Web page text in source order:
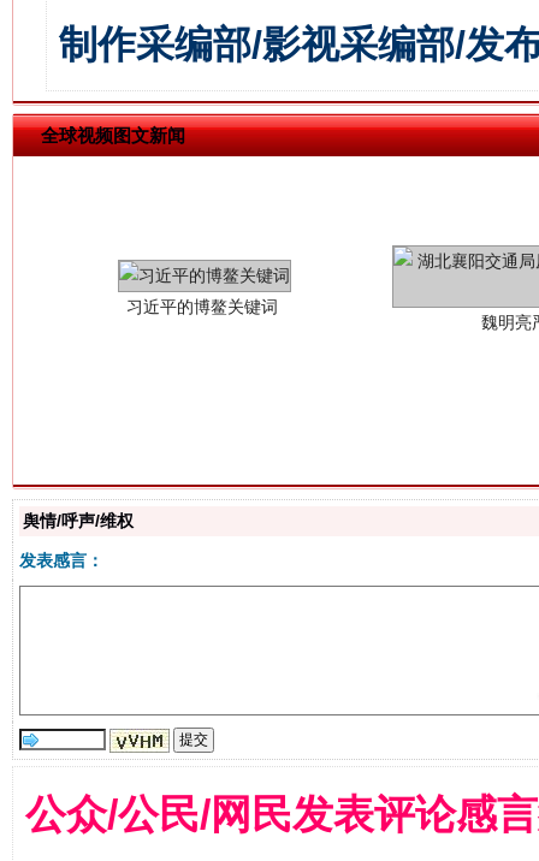
制作采编部/影视采编部/发
全球视频图文新闻
习近平的博鳌关键词
“刷贴”乱象丛生
揭批美国五大"原罪" "炒
舆情/呼声/维权
发表感言：
公众/公民/网民发表评论感